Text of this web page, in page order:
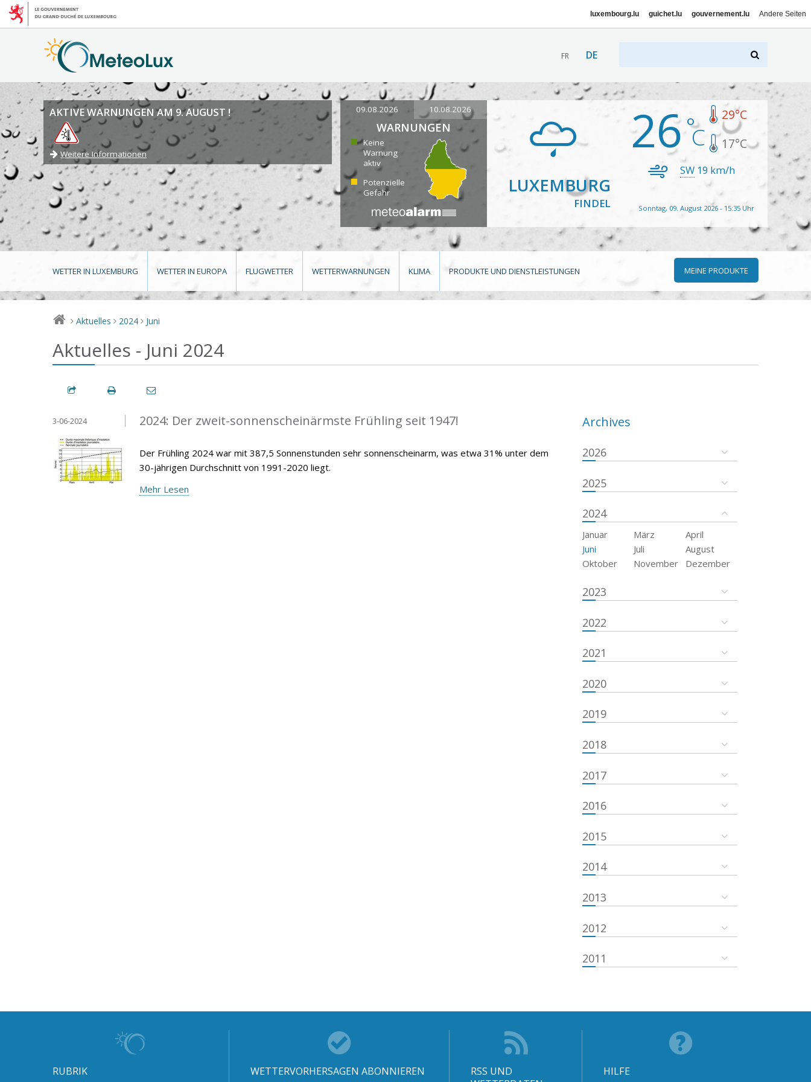
luxembourg.lu guichet.lu gouvernement.lu Andere Seiten
FR DE
AKTIVE WARNUNGEN AM 9. AUGUST !
Weitere Informationen
09.08.2026 10.08.2026
WARNUNGEN
Keine
Warnung
aktiv
Potenzielle
Gefahr
LUXEMBURG
FINDEL
26 29°C
17°C
SW 19 km/h
Sonntag, 09. August 2026 - 15:35 Uhr
WETTER IN LUXEMBURG WETTER IN EUROPA FLUGWETTER WETTERWARNUNGEN KLIMA PRODUKTE UND DIENSTLEISTUNGEN MEINE PRODUKTE
> Aktuelles > 2024 > Juni
Aktuelles - Juni 2024
2024: Der zweit-sonnenscheinärmste Frühling seit 1947!
3-06-2024
Der Frühling 2024 war mit 387,5 Sonnenstunden sehr sonnenscheinarm, was etwa 31% unter dem
30-jährigen Durchschnitt von 1991-2020 liegt.
Mehr Lesen
Archives
2026
2025
2024
Januar März
April
Juni
Juli
August
Oktober
November Dezember
2023
2022
2021
2020
2019
2018
2017
2016
2015
2014
2013
2012
2011
RUBRIK WETTERVORHERSAGEN ABONNIEREN
RSS UND
HILFE